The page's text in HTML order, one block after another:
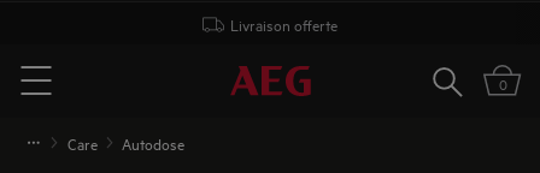
Livraison offerte
Menu
Rechercher
0
Care Autodose